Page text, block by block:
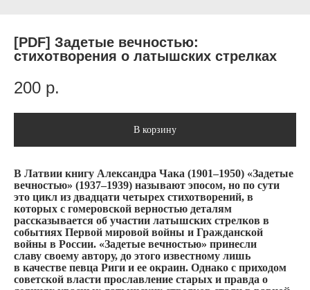
[PDF] Задетые вечностью:
стихотворения о латышских стрелках
200 р.
В корзину
В Латвии книгу Александра Чака (1901–1950) «Задетые
вечностью» (1937–1939) называют эпосом, но по сути
это цикл из двадцати четырех стихотворений, в
которых с гомеровской верностью деталям
рассказывается об участии латышских стрелков в
событиях Первой мировой войны и Гражданской
войны в России. «Задетые вечностью» принесли
славу своему автору, до этого известному лишь
в качестве певца Риги и ее окраин. Однако с приходом
советской власти прославление старых и правда о